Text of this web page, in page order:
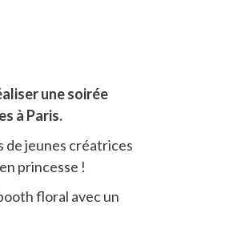
une soirée
à Paris.
de jeunes créatrices
princesse !
floral avec un